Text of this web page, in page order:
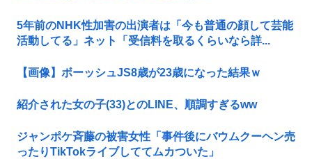
5年前のNHK性加害の出演者は「今も普通の顔して芸能
活動してる」ネット「受信料を取るくらいなら詳...
【画像】ボーッシュJS8歳が23歳になった結果ｗ
紹介された女の子(33)とのLINE、順調すぎるww
ジャンポケ斉藤の被害女性「事件後にバウムクーヘン売
ったりTikTokライブしててムカついた」